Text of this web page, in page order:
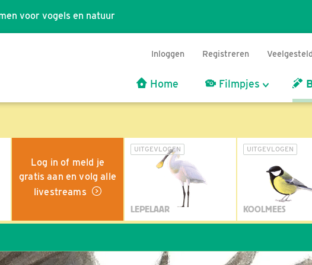
voor vogels en natuur
Inloggen Registreren
Home Filmpjes
Log in of meld je
gratis aan en volg alle
livestreams
UITGEVLOGEN
LEPELAAR
UITGEVLOGEN
KOOLMEES